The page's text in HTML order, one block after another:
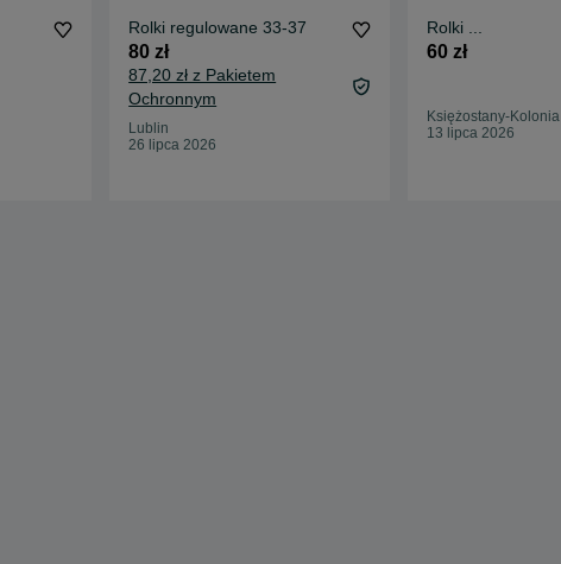
Rolki regulowane 33-37
80 zł
87,20 zł z Pakietem
Ochronnym
Lublin
26 lipca 2026
Rolki ...
60 zł
Księżostany-Kolonia
13 lipca 2026